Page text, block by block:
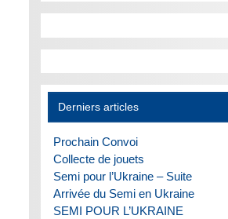
Derniers articles
Prochain Convoi
Collecte de jouets
Semi pour l’Ukraine – Suite
Arrivée du Semi en Ukraine
SEMI POUR L’UKRAINE